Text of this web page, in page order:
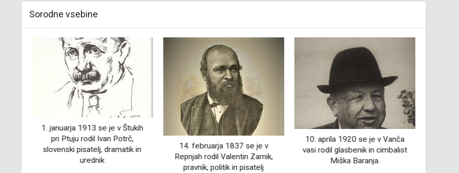
Sorodne vsebine
1. januarja 1913 se je v Štukih
pri Ptuju rodil Ivan Potrč,
slovenski pisatelj, dramatik in
urednik
14. februarja 1837 se je v
Repnjah rodil Valentin Zarnik,
pravnik, politik in pisatelj
10. aprila 1920 se je v Vanča
vasi rodil glasbenik in cimbalist
Miška Baranja.